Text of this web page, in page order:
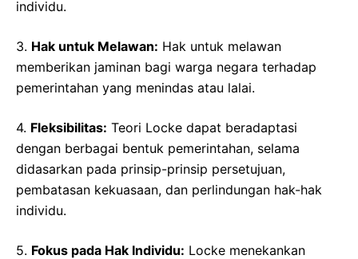
individu.
3. Hak untuk Melawan: Hak untuk melawan
memberikan jaminan bagi warga negara terhadap
pemerintahan yang menindas atau lalai.
4. Fleksibilitas: Teori Locke dapat beradaptasi
dengan berbagai bentuk pemerintahan, selama
didasarkan pada prinsip-prinsip persetujuan,
pembatasan kekuasaan, dan perlindungan hak-hak
individu.
5. Fokus pada Hak Individu: Locke menekankan